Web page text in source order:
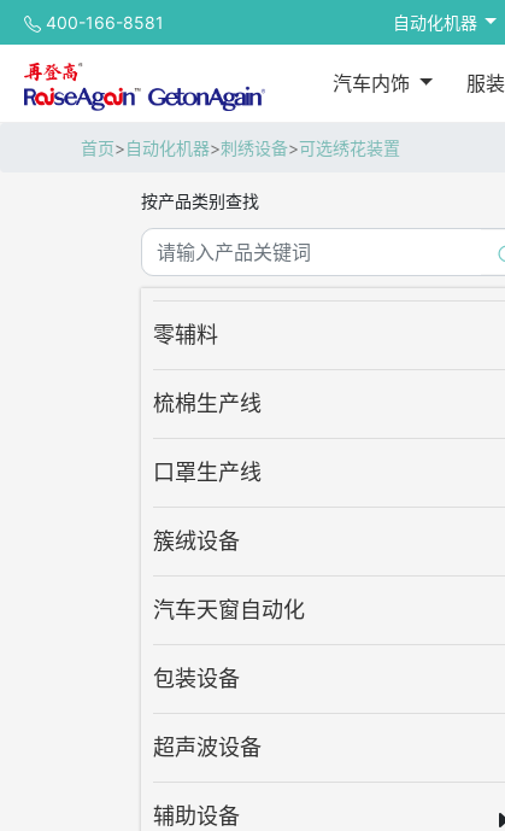
400-166-8581 自动化机器
汽车内饰 服
首页>自动化机器>刺绣设备>可选绣花装置
按产品类别查找
零辅料
梳棉生产线
口罩生产线
簇绒设备
汽车天窗自动化
包装设备
超声波设备
辅助设备